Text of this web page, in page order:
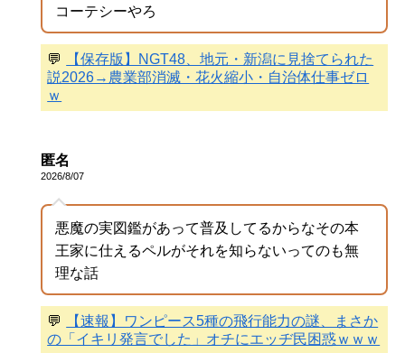
コーテシーやろ
💬
【保存版】NGT48、地元・新潟に見捨てられた
説2026→農業部消滅・花火縮小・自治体仕事ゼロ
ｗ
匿名
2026/8/07
悪魔の実図鑑があって普及してるからなその本
王家に仕えるペルがそれを知らないってのも無
理な話
💬
【速報】ワンピース5種の飛行能力の謎、まさか
の「イキリ発言でした」オチにエッヂ民困惑ｗｗｗ